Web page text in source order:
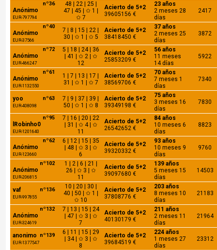
nº36
Anónimo
EUR-797794
48 | 22 | 25 |
47 | 45 | ✩ 1 |
✩ 7
Acierto de 5+2
39605156 €
23 años
2 meses 28
días
2417
nº40
Anónimo
EUR-37566
7 | 8 | 15 | 22 |
30 | ✩ 1 | ✩ 5
Acierto de 5+2
38418450 €
37 años
2 meses 25
días
3872
nº72
Anónimo
EUR-466247
5 | 18 | 24 | 36
| 41 | ✩ 2 | ✩
12
Acierto de 5+2
25853209 €
56 años
11 meses
14 días
5922
nº61
Anónimo
EUR-1132550
1 | 7 | 13 | 17 |
31 | ✩ 1 | ✩ 7
Acierto de 5+2
38569706 €
70 años
7 meses 1
días
7340
nº63
yoo
EUR-408098
7 | 9 | 37 | 39 |
50 | ✩ 1 | ✩ 8
Acierto de 5+2
39349198 €
75 años
3 meses 16
días
7830
nº95
lRobinho0
EUR-1201640
7 | 16 | 20 | 22
| 31 | ✩ 4 | ✩
11
Acierto de 5+2
26542652 €
84 años
10 meses 6
días
8823
nº62
Anónimo
EUR-123660
6 | 12 | 15 | 35
| 48 | ✩ 3 | ✩
6
Acierto de 5+2
39320332 €
93 años
10 meses 9
días
9760
nº102
Anónimo
EUR-206815
1 | 2 | 6 | 21 |
26 | ✩ 3 | ✩
11
Acierto de 5+2
39097680 €
139 años
5 meses 15
días
14503
nº136
vaf
EUR-997855
10 | 20 | 30 |
40 | 50 | ✩ 1 |
✩ 10
Acierto de 5+2
37808776 €
203 años
8 meses 10
días
21183
nº132
Anónimo
EUR-324619
7 | 13 | 15 | 24
| 47 | ✩ 3 | ✩
7
Acierto de 5+2
40130179 €
211 años
2 meses 11
días
21964
nº139
anonimo
EUR-1377547
6 | 11 | 15 | 29
| 34 | ✩ 3 | ✩
8
Acierto de 5+2
39684519 €
224 años
1 meses 27
días
23312